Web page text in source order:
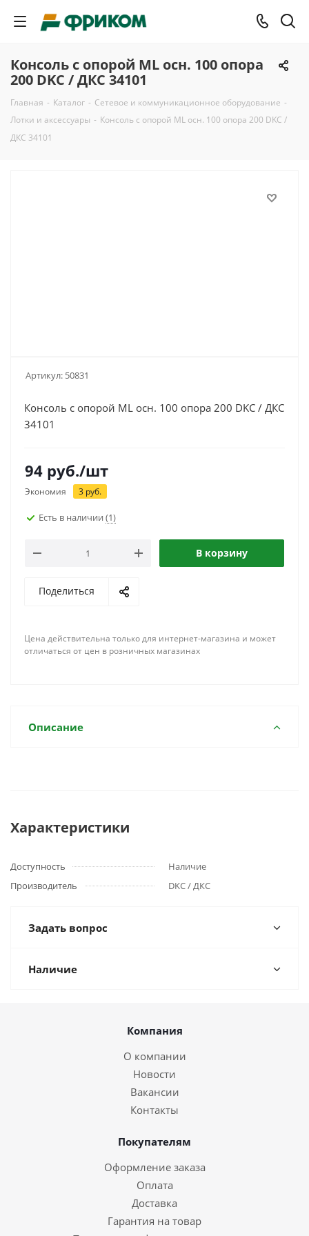
Консоль с опорой ML осн. 100 опора
200 DKC / ДКС 34101
Главная - Каталог - Сетевое и коммуникационное оборудование -
Лотки и аксессуары - Консоль с опорой ML осн. 100 опора 200 DKC /
ДКС 34101
Артикул: 50831
Консоль с опорой ML осн. 100 опора 200 DKC / ДКС
34101
94 руб./шт
Экономия 3 руб.
Есть в наличии (1)
В корзину
Поделиться
Цена действительна только для интернет-магазина и может
отличаться от цен в розничных магазинах
Описание
Характеристики
Доступность
Наличие
Производитель
DKC / ДКС
Задать вопрос
Наличие
Компания
О компании
Новости
Вакансии
Контакты
Покупателям
Оформление заказа
Оплата
Доставка
Гарантия на товар